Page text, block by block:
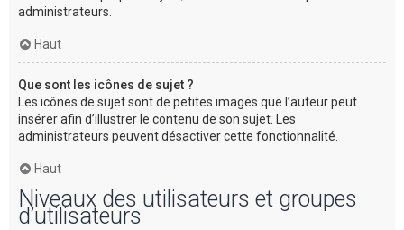
administrateurs.
Haut
Que sont les icônes de sujet ?
Les icônes de sujet sont de petites images que l’auteur peut
insérer afin d’illustrer le contenu de son sujet. Les
administrateurs peuvent désactiver cette fonctionnalité.
Haut
Niveaux des utilisateurs et groupes
d’utilisateurs